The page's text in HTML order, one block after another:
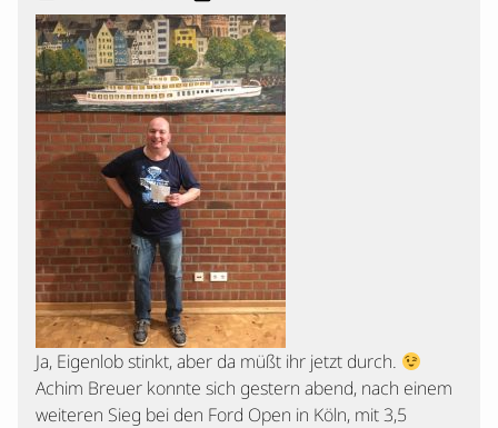
Ranglisten
Termine
Verschiedenes
Kontakt
Ja, Eigenlob stinkt, aber da müßt ihr jetzt durch.
Achim Breuer konnte sich gestern abend, nach einem
weiteren Sieg bei den Ford Open in Köln, mit 3,5